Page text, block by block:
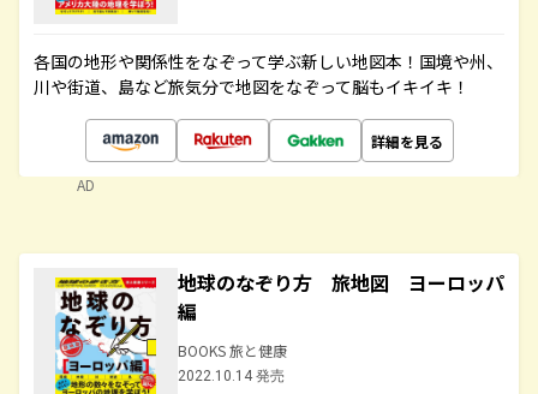
各国の地形や関係性をなぞって学ぶ新しい地図本！国境や州、
川や街道、島など旅気分で地図をなぞって脳もイキイキ！
詳細を見る
AD
地球のなぞり方 旅地図 ヨーロッパ
編
BOOKS 旅と健康
2022.10.14 発売